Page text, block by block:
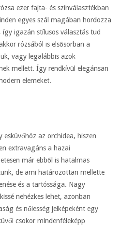
ezer fajta- és színválasztékban
egyes szál magában hordozza
igazán stílusos választás tud
rózsából is elsősorban a
vagy legalábbis azok
mellett. Így rendkívül elegánsan
elemeket.
esküvőhöz az orchidea, hiszen
extravagáns a hazai
már ebből is hatalmas
de ami határozottan mellette
és a tartóssága. Nagy
nehézkes lehet, azonban
és nőiesség jelképeként egy
csokor mindenféleképp